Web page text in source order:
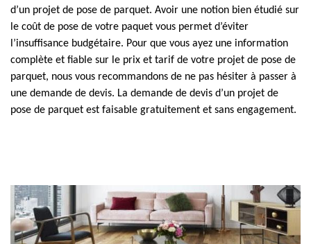
d’un projet de pose de parquet. Avoir une notion bien étudié sur
le coût de pose de votre paquet vous permet d’éviter
l’insuffisance budgétaire. Pour que vous ayez une information
complète et fiable sur le prix et tarif de votre projet de pose de
parquet, nous vous recommandons de ne pas hésiter à passer à
une demande de devis. La demande de devis d’un projet de
pose de parquet est faisable gratuitement et sans engagement.